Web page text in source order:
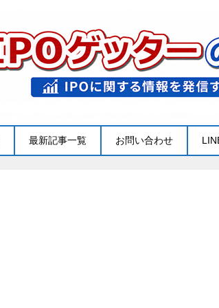
最新記事一覧 お問い合わせ